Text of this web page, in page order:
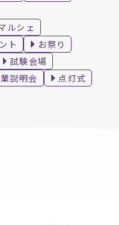
ルシェ
ト
お祭り
試験会場
説明会
点灯式